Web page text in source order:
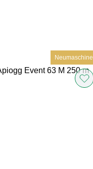
Neumaschine